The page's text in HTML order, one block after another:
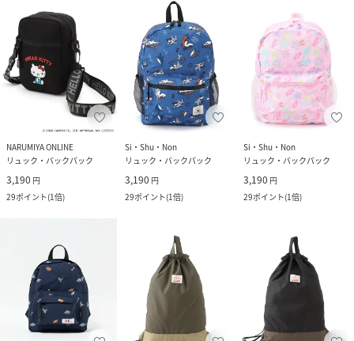
NARUMIYA ONLINE
リュック・バックパック
3,190 円
29ポイント(1倍)
Si・Shu・Non
リュック・バックパック
3,190 円
29ポイント(1倍)
Si・Shu・Non
リュック・バックパック
3,190 円
29ポイント(1倍)